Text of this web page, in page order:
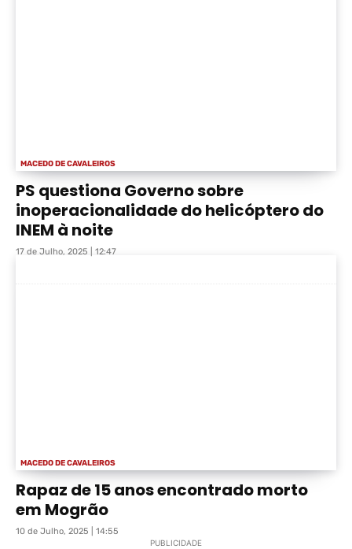
MACEDO DE CAVALEIROS
PS questiona Governo sobre
inoperacionalidade do helicóptero do
INEM à noite
17 de Julho, 2025 | 12:47
MACEDO DE CAVALEIROS
Rapaz de 15 anos encontrado morto
em Mogrão
10 de Julho, 2025 | 14:55
PUBLICIDADE